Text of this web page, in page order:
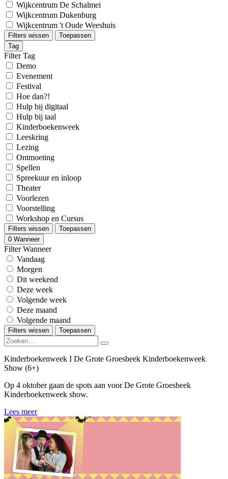
Wijkcentrum De Schalmei
Wijkcentrum Dukenburg
Wijkcentrum 't Oude Weeshuis
Filters wissen
Toepassen
Tag
Filter Tag
Demo
Evenement
Festival
Hoe dan?!
Hulp bij digitaal
Hulp bij taal
Kinderboekenweek
Leeskring
Lezing
Ontmoeting
Spellen
Spreekuur en inloop
Theater
Voorlezen
Voorstelling
Workshop en Cursus
Filters wissen
Toepassen
0 Wanneer
Filter Wanneer
Vandaag
Morgen
Dit weekend
Deze week
Volgende week
Deze maand
Volgende maand
Filters wissen Toepassen
Kinderboekenweek I De Grote Groesbeek Kinderboekenweek
Show (6+)
Op 4 oktober gaan de spots aan voor De Grote Groesbeek
Kinderboekenweek show.
Lees meer